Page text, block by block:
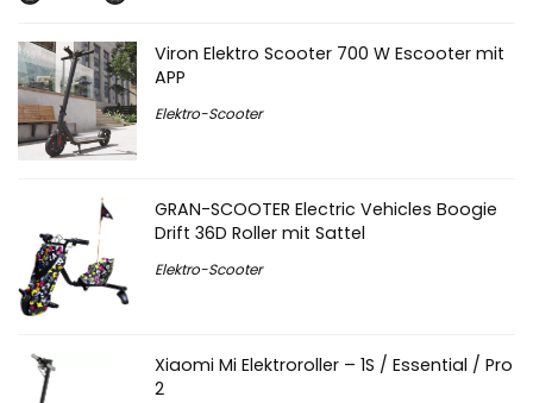
Viron Elektro Scooter 700 W Escooter mit
APP
Elektro-Scooter
GRAN-SCOOTER Electric Vehicles Boogie
Drift 36D Roller mit Sattel
Elektro-Scooter
Xiaomi Mi Elektroroller – 1S / Essential / Pro
2